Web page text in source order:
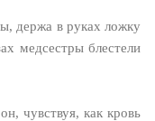
держа в руках ложку
медсестры блестели
чувствуя, как кровь